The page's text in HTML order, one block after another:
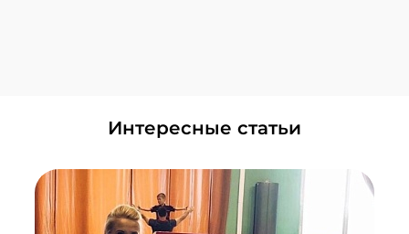
ЗИЛ
Красногорск
+7 (495) 648-60-08
Интересные статьи